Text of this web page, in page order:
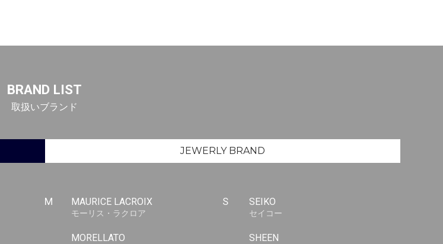
BRAND LIST
取扱いブランド
JEWERLYBRAND
M MAURICE LACROIX
モーリス・ラクロア
MORELLATO
S SEIKO
セイコー
SHEEN